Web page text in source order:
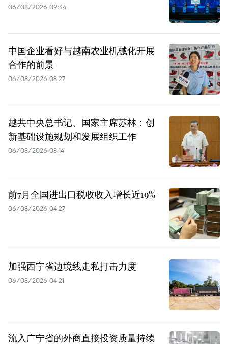
06/08/2026 09:44
中国企业看好与越南农业机械化开展
合作的前景
06/08/2026 08:27
越共中央总书记、国家主席苏林：创
新基础设施规划和发展组织工作
06/08/2026 08:14
前7月全国进出口税收收入增长近19%
06/08/2026 04:27
加强西宁省边境线走私打击力度
06/08/2026 04:21
流入广宁省的外商直接投资质量持续